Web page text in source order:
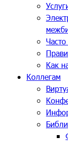
Как
Коллегам